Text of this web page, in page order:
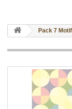
Pack 7